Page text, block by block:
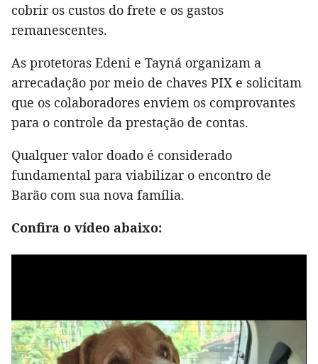
cobrir os custos do frete e os gastos
remanescentes.
As protetoras Edeni e Tayná organizam a
arrecadação por meio de chaves PIX e solicitam
que os colaboradores enviem os comprovantes
para o controle da prestação de contas.
Qualquer valor doado é considerado
fundamental para viabilizar o encontro de
Barão com sua nova família.
Confira o vídeo abaixo: